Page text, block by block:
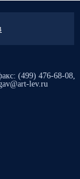
(499) 476-68-08,
lev.ru